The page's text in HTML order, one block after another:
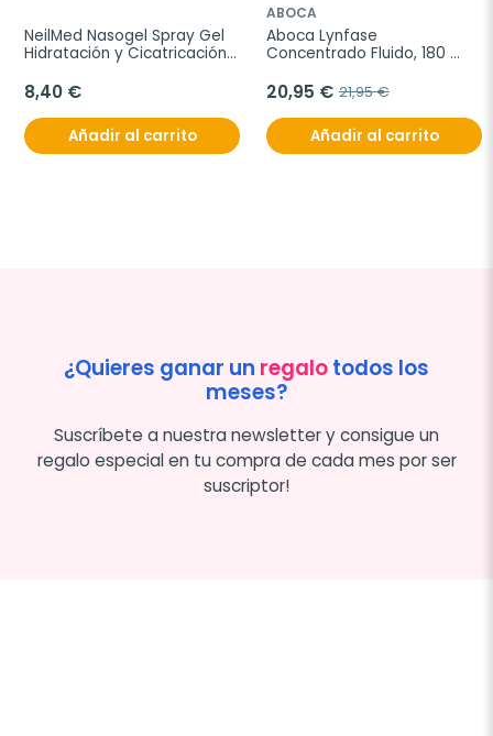
NeilMed Nasogel Spray Gel
Hidratación y Cicatricación
8,40 €
Añadir al carrito
ABOCA
Aboca Lynfase
Concentrado Fluido, 180
20,95 € 21,95 €
Añadir al carrito
¿Quieres ganar un regalotodos los
meses?
Suscríbete a nuestra newsletter y consigue un
regalo especial en tu compra de cada mes por ser
suscriptor!